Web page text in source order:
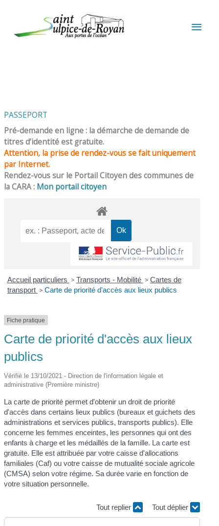
PASSEPORT
Pré-demande en ligne : la démarche de demande de
titres d’identité est gratuite.
Attention, la prise de rendez-vous se fait uniquement
par Internet.
Rendez-vous sur le Portail Citoyen des communes de
la CARA : Mon portail citoyen
Accueil particuliers > Transports - Mobilité > Cartes de
transport > Carte de priorité d'accès aux lieux publics
Fiche pratique
Carte de priorité d'accès aux lieux
publics
Vérifié le 13/10/2021 - Direction de l'information légale et
administrative (Première ministre)
La carte de priorité permet d'obtenir un droit de priorité
d'accès dans certains lieux publics (bureaux et guichets des
administrations et services publics, transports publics). Elle
concerne les femmes enceintes, les personnes qui ont des
enfants à charge et les médaillés de la famille. La carte est
gratuite. Elle est attribuée par votre caisse d'allocations
familiales (Caf) ou votre caisse de mutualité sociale agricole
(CMSA) selon votre régime. Sa durée varie en fonction de
votre situation personnelle.
Tout replier Tout déplier